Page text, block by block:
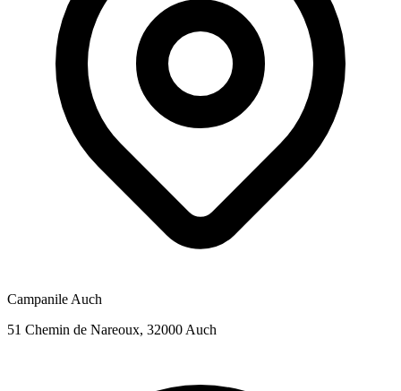
Campanile Auch
51 Chemin de Nareoux, 32000 Auch